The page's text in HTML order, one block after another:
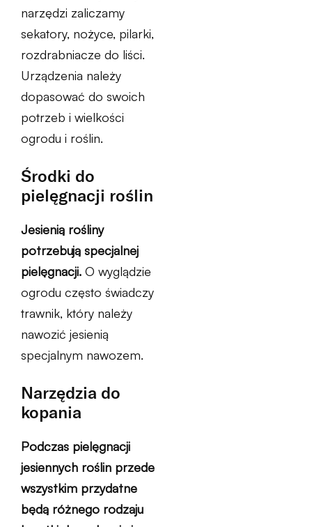
narzędzi zaliczamy
sekatory, nożyce, pilarki,
rozdrabniacze do liści.
Urządzenia należy
dopasować do swoich
potrzeb i wielkości
ogrodu i roślin.
Środki do
pielęgnacji roślin
Jesienią rośliny
potrzebują specjalnej
pielęgnacji. O wyglądzie
ogrodu często świadczy
trawnik, który należy
nawozić jesienią
specjalnym nawozem.
Narzędzia do
kopania
Podczas pielęgnacji
jesiennych roślin przede
wszystkim przydatne
będą różnego rodzaju